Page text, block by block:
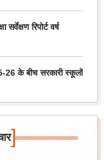
रिपोर्ट वर्ष
के बीच सरकारी स्कूलों
]